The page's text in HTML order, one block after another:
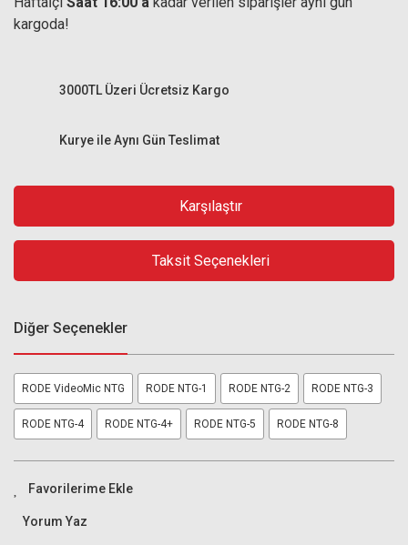
kargoda!
Kurye ile Aynı Gün Teslimat
3000TL Üzeri Ücretsiz Kargo
Karşılaştır
Taksit Seçenekleri
Diğer Seçenekler
RODE VideoMic NTG RODE NTG-1 RODE NTG-2 RODE NTG-3
RODE NTG-4 RODE NTG-4+ RODE NTG-5 RODE NTG-8
Yorum Yaz